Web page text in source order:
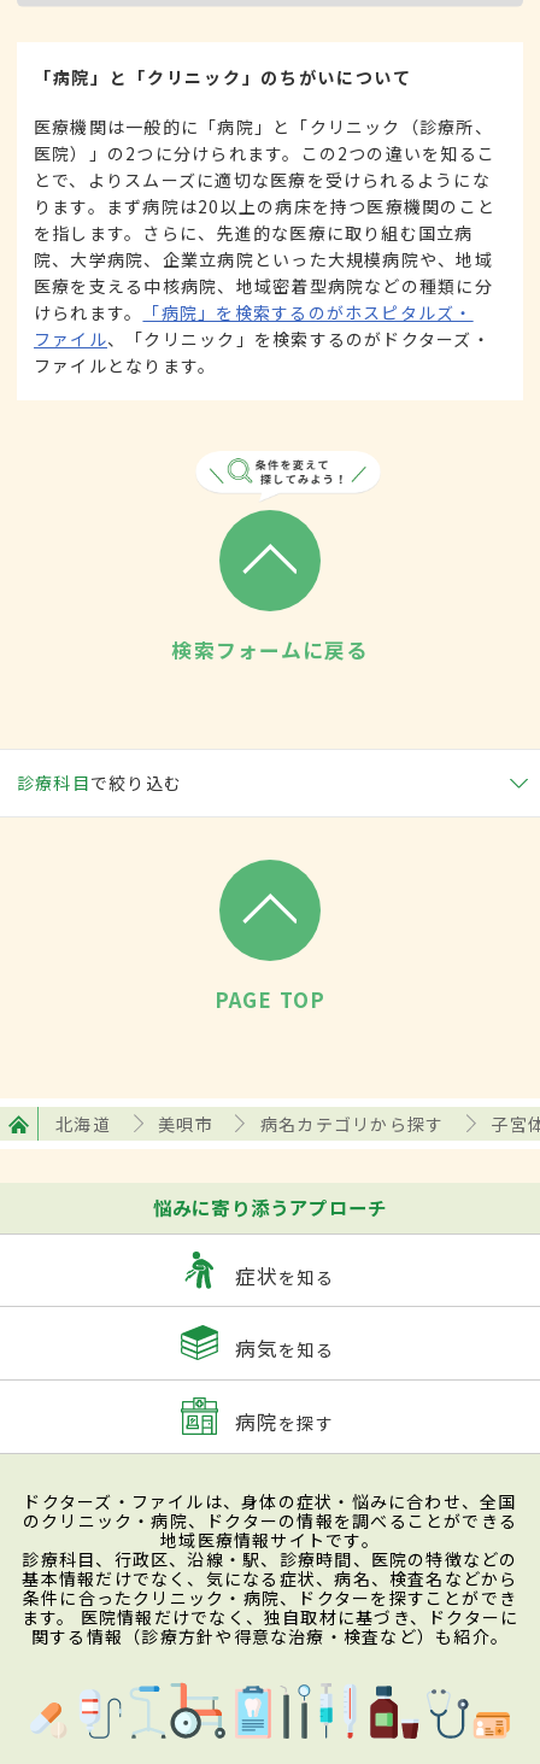
「病院」と「クリニック」のちがいについて
医療機関は一般的に「病院」と「クリニック（診療所、
医院）」の2つに分けられます。この2つの違いを知るこ
とで、よりスムーズに適切な医療を受けられるようにな
ります。まず病院は20以上の病床を持つ医療機関のこと
を指します。さらに、先進的な医療に取り組む国立病
院、大学病院、企業立病院といった大規模病院や、地域
医療を支える中核病院、地域密着型病院などの種類に分
けられます。
「病院」を検索するのがホスピタルズ・
ファイル、「クリニック」を検索するのがドクターズ・
ファイルとなります。
検索フォームに戻る
診療科目で絞り込む
PAGE TOP
北海道 美唄市 病名カテゴリから探す 子宮
悩みに寄り添うアプローチ
症状を知る
病気を知る
病院を探す
ドクターズ・ファイルは、身体の症状・悩みに合わせ、全国
のクリニック・病院、ドクターの情報を調べることができる
地域医療情報サイトです。
診療科目、行政区、沿線・駅、診療時間、医院の特徴などの
基本情報だけでなく、気になる症状、病名、検査名などから
条件に合ったクリニック・病院、ドクターを探すことができ
ます。 医院情報だけでなく、独自取材に基づき、ドクターに
関する情報（診療方針や得意な治療・検査など）も紹介。